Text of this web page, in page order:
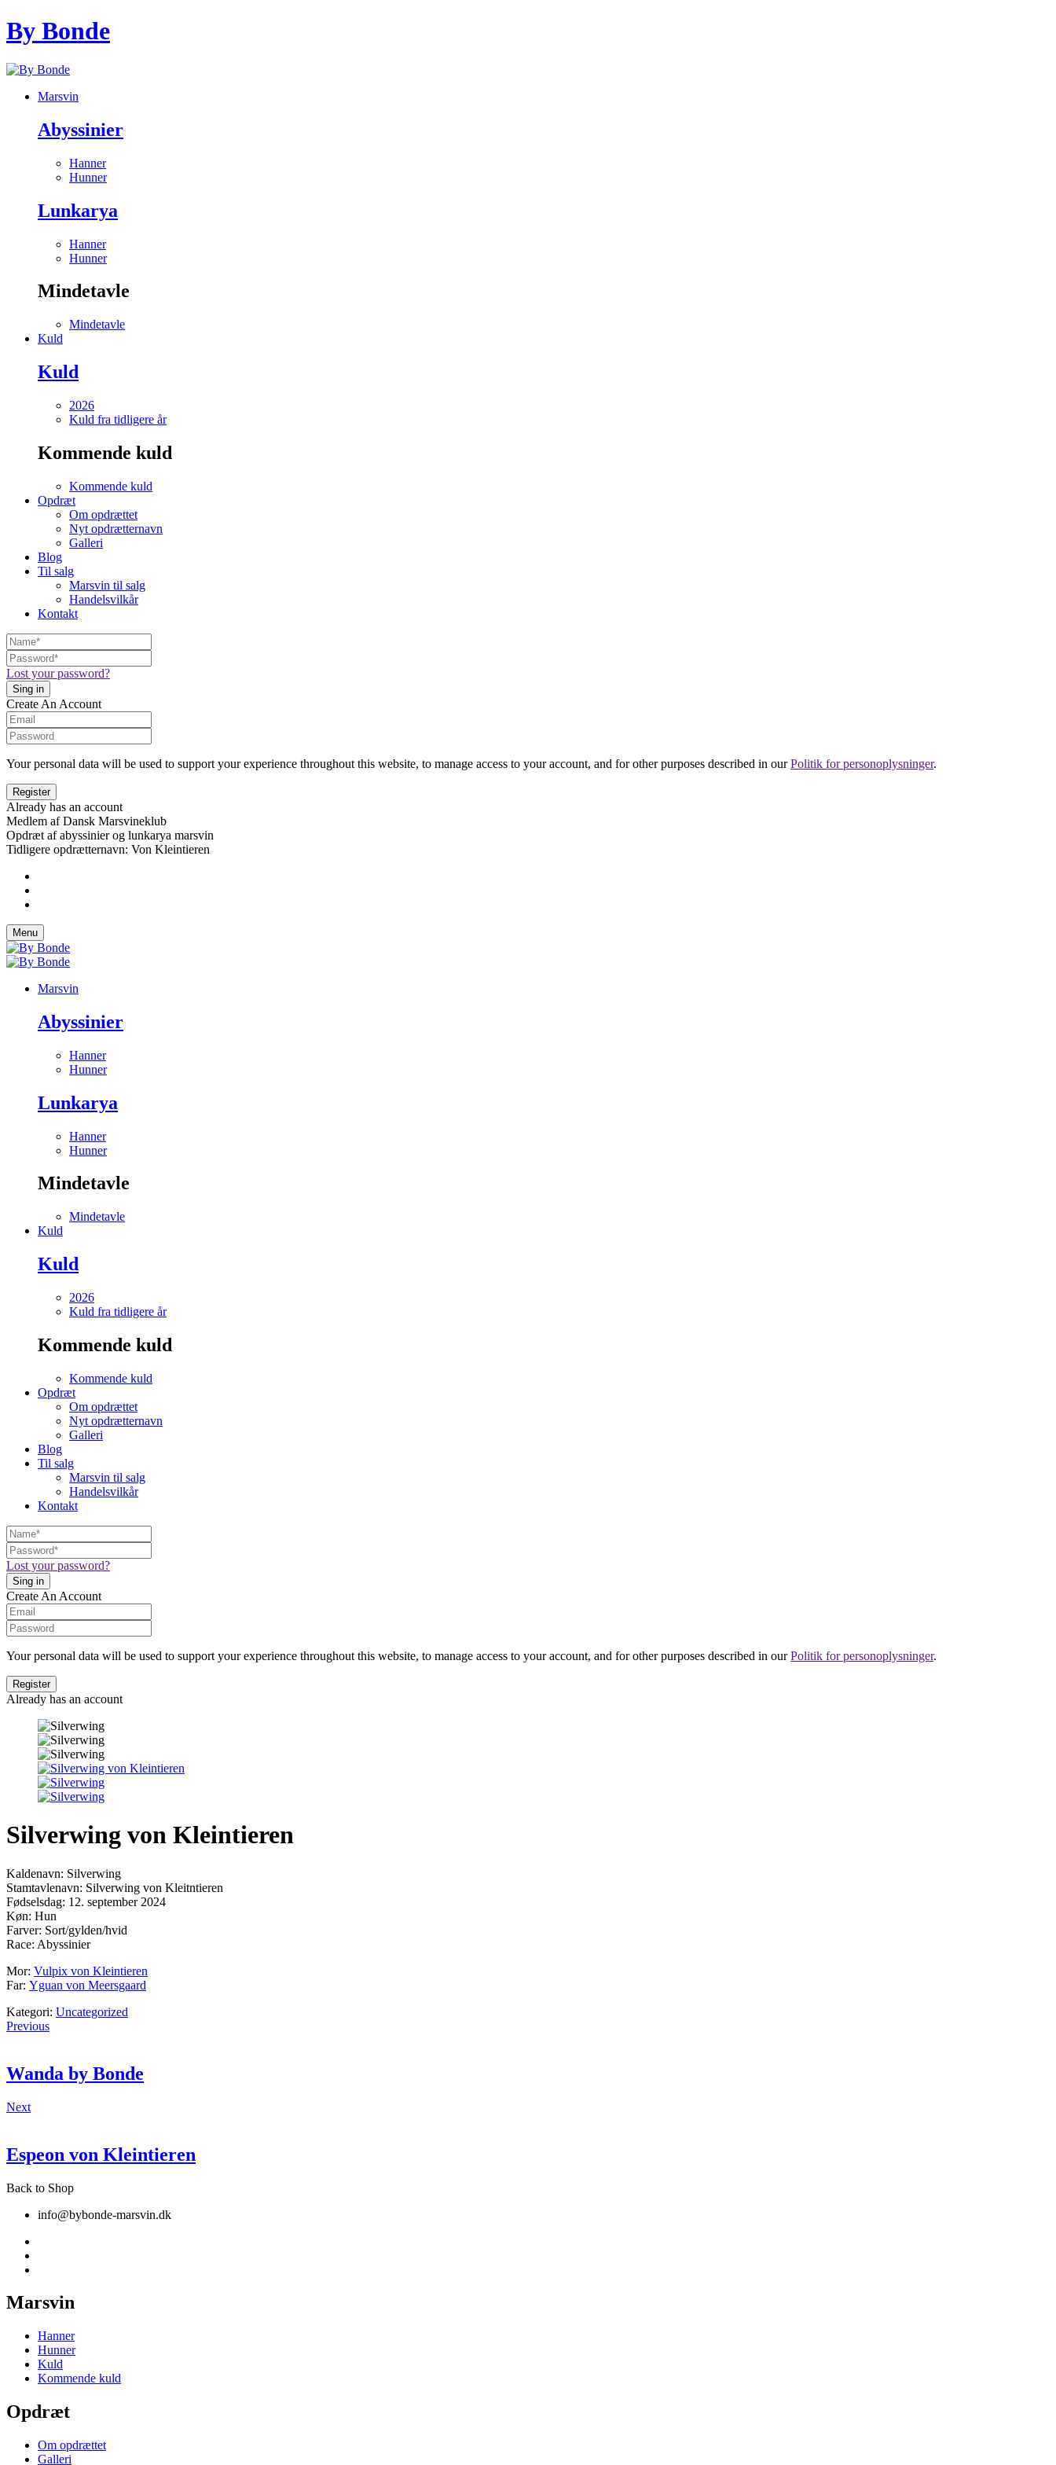
By Bonde
Marsvin
Abyssinier
Hanner
Hunner
Lunkarya
Hanner
Hunner
Mindetavle
Mindetavle
Kuld
Kuld
2026
Kuld fra tidligere år
Kommende kuld
Kommende kuld
Opdræt
Om opdrættet
Nyt opdrætternavn
Galleri
Blog
Til salg
Marsvin til salg
Handelsvilkår
Kontakt
Lost your password?
Create An Account
Your personal data will be used to support your experience throughout this website, to manage access to your account, and for other purposes described in ourPolitik for personoplysninger.
Already has an account
Medlem af Dansk Marsvineklub
Opdræt af abyssinier og lunkarya marsvin
Tidligere opdrætternavn: Von Kleintieren
Menu
Marsvin
Abyssinier
Hanner
Hunner
Lunkarya
Hanner
Hunner
Mindetavle
Mindetavle
Kuld
Kuld
2026
Kuld fra tidligere år
Kommende kuld
Kommende kuld
Opdræt
Om opdrættet
Nyt opdrætternavn
Galleri
Blog
Til salg
Marsvin til salg
Handelsvilkår
Kontakt
Lost your password?
Create An Account
Your personal data will be used to support your experience throughout this website, to manage access to your account, and for other purposes described in ourPolitik for personoplysninger.
Already has an account
Silverwing von Kleintieren
Kaldenavn: Silverwing
Stamtavlenavn: Silverwing von Kleitntieren
Fødselsdag: 12. september 2024
Køn: Hun
Farver: Sort/gylden/hvid
Race: Abyssinier
Mor: Vulpix von Kleintieren
Far: Yguan von Meersgaard
Kategori: Uncategorized
Previous
Wanda by Bonde
Next
Espeon von Kleintieren
Back to Shop
info@bybonde-marsvin.dk
Marsvin
Hanner
Hunner
Kuld
Kommende kuld
Opdræt
Om opdrættet
Galleri